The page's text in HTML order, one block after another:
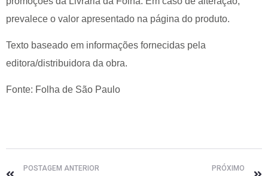
prevalece o valor apresentado na página do produto.
Texto baseado em informações fornecidas pela
editora/distribuidora da obra.
Fonte: Folha de São Paulo
POSTAGEM ANTERIOR PRÓXIMO